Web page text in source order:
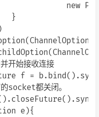
new
}
开始接收连接
f =
socket都关闭。
e){